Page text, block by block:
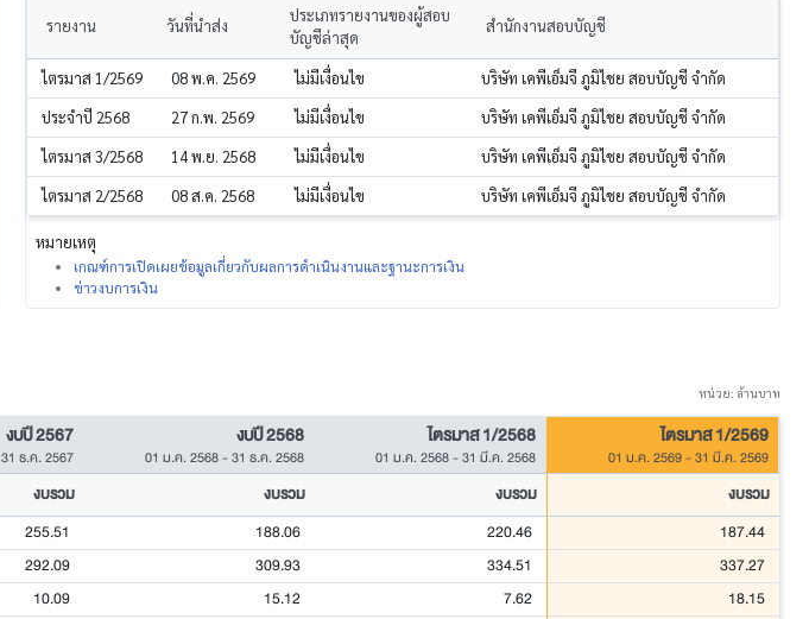
รายงาน วันที่นำส่ง
ประเภทรายงานของผู้สอบ
บัญชีล่าสุด
สำนักงานสอบบัญชี
ไตรมาส 1/2569 08 พ.ค. 2569 ไม่มีเงื่อนไข
บริษัท เคพีเอ็มจี ภูมิไชย สอบบัญชี จำกัด
ประจำปี 2568
27 ก.พ. 2569 ไม่มีเงื่อนไข
บริษัท เคพีเอ็มจี ภูมิไชย สอบบัญชี จำกัด
ไตรมาส 3/2568
14 พ.ย. 2568 ไม่มีเงื่อนไข
บริษัท เคพีเอ็มจี ภูมิไชย สอบบัญชี จำกัด
ไตรมาส 2/2568
08 ส.ค. 2568 ไม่มีเงื่อนไข บริษัท เคพีเอ็มจี ภูมิไชย สอบบัญชี จำกัด
หมายเหตุ
เกณฑ์การเปิดเผยข้อมูลเกี่ยวกับผลการดำเนินงานและฐานะการเงิน
ข่าวงบการเงิน
หน่วย: ล้านบาท
งบปี 2567
31 ธ.ค. 2567
งบปี 2568
01 ม.ค. 2568-31 ธ.ค. 2568
ไตรมาส 1/2568
01 ม.ค. 2568-31 มี.ค. 2568
ไตรมาส 1/2569
01 ม.ค. 2569-31 มี.ค. 2569
งบรวม งบรวม งบรวม งบรวม
255.51 188.06 220.46 187.44
292.09 309.93 334.51 337.27
10.09 15.12 7.62 18.15